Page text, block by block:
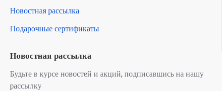
Новостная рассылка
Подарочные сертификаты
Новостная рассылка
Будьте в курсе новостей и акций, подписавшись на нашу
рассылку